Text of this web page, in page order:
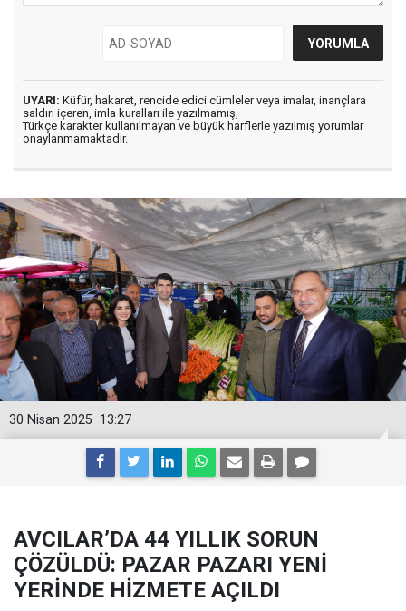
UYARI: Küfür, hakaret, rencide edici cümleler veya imalar, inançlara
saldırı içeren, imla kuralları ile yazılmamış,
Türkçe karakter kullanılmayan ve büyük harflerle yazılmış yorumlar
onaylanmamaktadır.
13:27
30 Nisan 2025
AVCILAR’DA 44 YILLIK SORUN
ÇÖZÜLDÜ: PAZAR PAZARI YENİ
YERİNDE HİZMETE AÇILDI